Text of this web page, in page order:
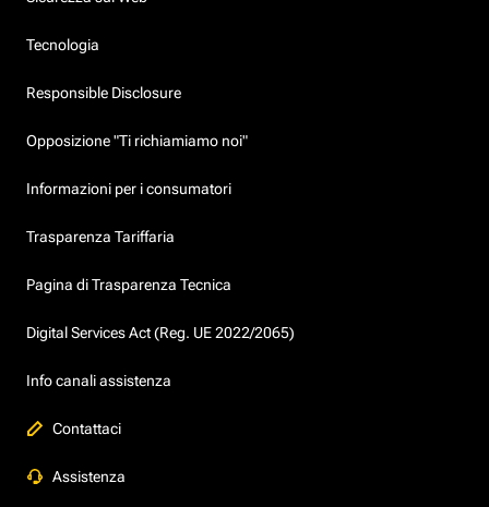
Tecnologia
Responsible Disclosure
Opposizione "Ti richiamiamo noi"
Informazioni per i consumatori
Trasparenza Tariffaria
Pagina di Trasparenza Tecnica
Digital Services Act (Reg. UE 2022/2065)
Info canali assistenza
Contattaci
Assistenza